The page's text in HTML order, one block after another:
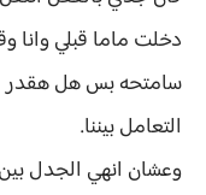
دخلت ماما قبلي وانا
سامتحه بس هل هقدر
التعامل بيننا.
وعشان انهي الجدل